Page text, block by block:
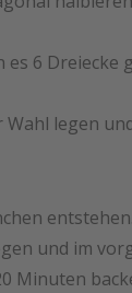
6 Dreiecke
Wahl legen
und im
Minuten